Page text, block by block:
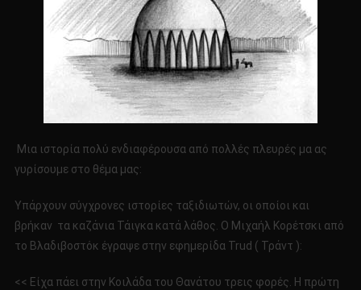
Μια ιστορία πολύ ενδιαφέρουσα από πολλές πλευρές μα ας
γυρίσουμε στο θέμα μας:
Υπάρχουν σύγχρονες ιστορίες ταξιδιωτών, οι οποίοι και
βρήκαν τα καζάνια Τάιγκα κατά λάθος. Ο Μιχαήλ Koρέτσκι από
το Βλαδιβοστόκ έγραψε στην εφημερίδα Trud ( Τράντ ):
<< Είχα πάει στην Κοιλάδα του Θανάτου τρεις φορές. Η πρώτη